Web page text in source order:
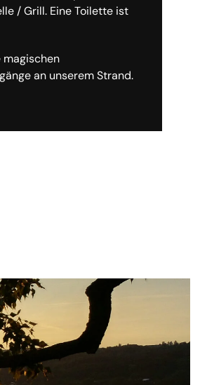
/ Grill. Eine Toilette ist
magischen
an unserem Strand.